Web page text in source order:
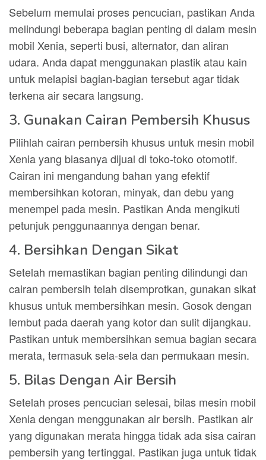
Sebelum memulai proses pencucian, pastikan Anda
melindungi beberapa bagian penting di dalam mesin
mobil Xenia, seperti busi, alternator, dan aliran
udara. Anda dapat menggunakan plastik atau kain
untuk melapisi bagian-bagian tersebut agar tidak
terkena air secara langsung.
3. Gunakan Cairan Pembersih Khusus
Pilihlah cairan pembersih khusus untuk mesin mobil
Xenia yang biasanya dijual di toko-toko otomotif.
Cairan ini mengandung bahan yang efektif
membersihkan kotoran, minyak, dan debu yang
menempel pada mesin. Pastikan Anda mengikuti
petunjuk penggunaannya dengan benar.
4. Bersihkan Dengan Sikat
Setelah memastikan bagian penting dilindungi dan
cairan pembersih telah disemprotkan, gunakan sikat
khusus untuk membersihkan mesin. Gosok dengan
lembut pada daerah yang kotor dan sulit dijangkau.
Pastikan untuk membersihkan semua bagian secara
merata, termasuk sela-sela dan permukaan mesin.
5. Bilas Dengan Air Bersih
Setelah proses pencucian selesai, bilas mesin mobil
Xenia dengan menggunakan air bersih. Pastikan air
yang digunakan merata hingga tidak ada sisa cairan
pembersih yang tertinggal. Pastikan juga untuk tidak